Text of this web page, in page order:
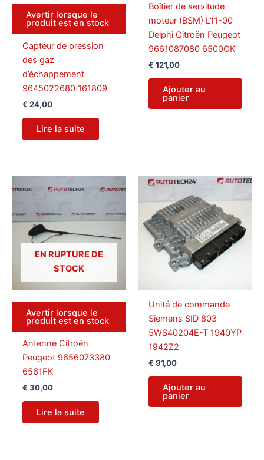
Avertir lorsque le
produit est en stock
Capteur de pression
des gaz
d’échappement
9645022680 161809
€ 24,00
Lire la suite
Boîtier de servitude
moteur (BSM) L11-00
Delphi Citroën Peugeot
9661087080 6500CK
€ 121,00
Ajouter au
panier
EN RUPTURE DE
STOCK
Avertir lorsque le
produit est en stock
Antenne Citroën
Peugeot 9656073380
6561FK
€ 30,00
Lire la suite
Unité de commande
Siemens SID 803
5WS40204E-T 1940YP
1942Z2
€ 91,00
Ajouter au
panier